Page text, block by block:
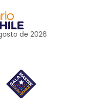
de 2026